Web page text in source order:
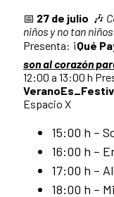
📅 27 de julio 🎶
niños y no tan niños
Presenta: ¡Qué
son al corazón
12:00 a 13:00 h
Espacio X
15:00 h –
16:00 h –
17:00 h –
18:00 h –